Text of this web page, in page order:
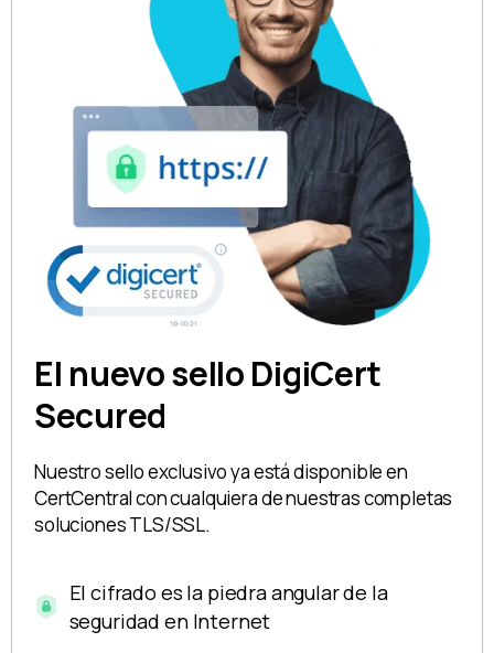
El nuevo sello DigiCert
Secured
Nuestro sello exclusivo ya está disponible en
CertCentral con cualquiera de nuestras completas
soluciones TLS/SSL.
El cifrado es la piedra angular de la
seguridad en Internet